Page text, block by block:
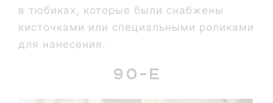
в тюбиках, которые были снабжены
кисточками или специальными роликами
для нанесения.
90-е